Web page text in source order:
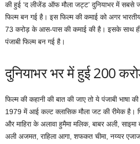
की हुई ‘द लीजेंड ऑफ मौला जट्ट’ दुनियाभर में सबसे
फिल्म बन गई है। इस फिल्म की कमाई को अगर
73 करोड़ के आस-पास की कमाई की है। इसके साथ
पंजाबी फिल्म बन गई है।
दुनियाभर भर में हुई 200
फिल्म की कहानी की बात की जाए तो ये पंजाबी भाषा
1979 में आई कल्ट क्लासिक मौला जट की रीमेक है।
और माहिरा के अलावा हुमैमा मलिक, बाबर अली,
अली अजमत, राहिला आगा, शफकत चीमा, नय्यर